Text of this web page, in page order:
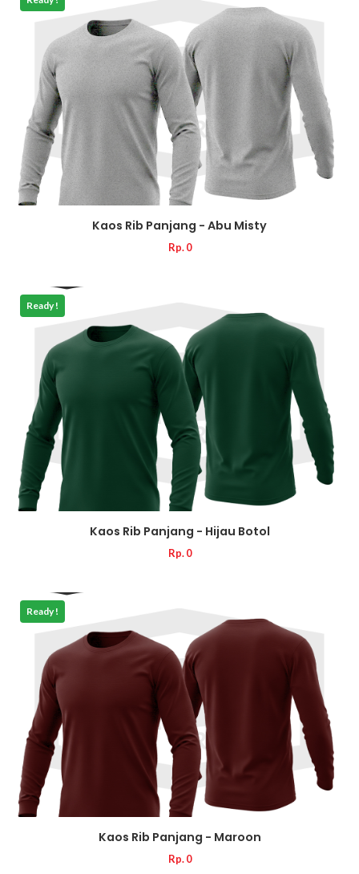
Kaos Rib Panjang - Abu Misty
Rp. 0
Ready !
Kaos Rib Panjang - Hijau Botol
Rp. 0
Ready !
Kaos Rib Panjang - Maroon
Rp. 0